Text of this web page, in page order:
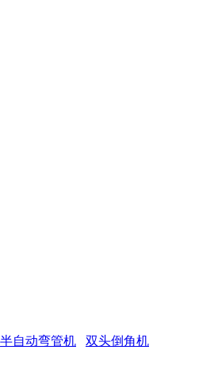
半自动弯管机 双头倒角机